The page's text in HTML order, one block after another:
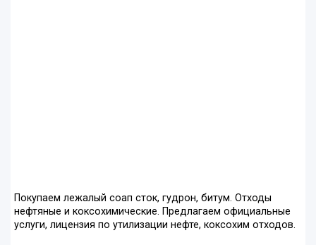
Покупаем лежалый соап сток, гудрон, битум. Отходы
нефтяные и коксохимические. Предлагаем официальные
услуги, лицензия по утилизации нефте, коксохим отходов.